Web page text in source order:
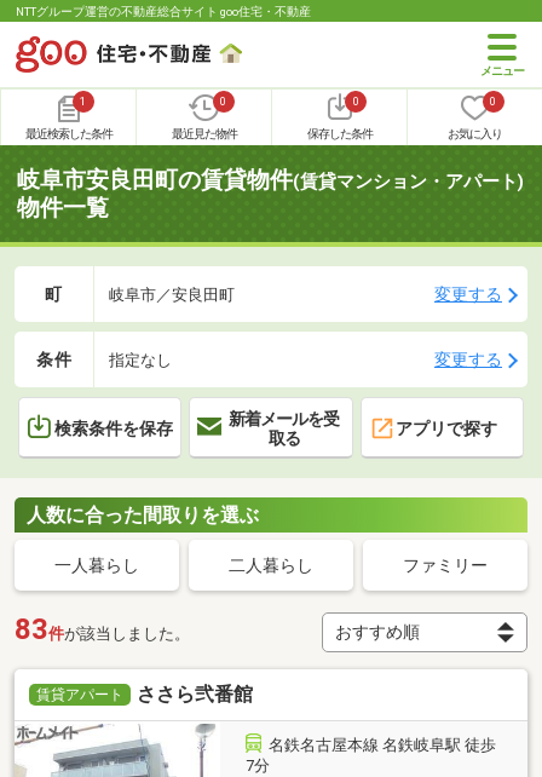
NTTグループ運営の不動産総合サイト goo住宅・不動産
1
最近検索した条件
0
最近見た物件
0
保存した条件
0
お気に入り
岐阜市安良田町の賃貸物件(賃貸マンション・アパート)
物件一覧
町 岐阜市／安良田町 変更する
条件 指定なし 変更する
検索条件を保存
新着メールを受
取る
アプリで探す
人数に合った間取りを選ぶ
一人暮らし 二人暮らし ファミリー
83件が該当しました。
賃貸アパート ささら弐番館
名鉄名古屋本線 名鉄岐阜駅 徒歩
7分